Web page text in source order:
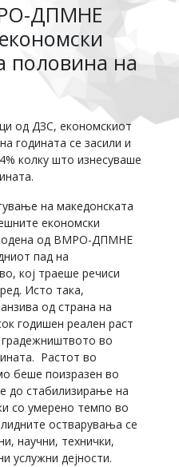
ДПМНЕ
половина на
од ДЗС, економскиот
годината се засили и
колку што изнесуваше
на македонската
економски
од ВМРО-ДПМНЕ
пад на
кој траеше речиси
Исто така,
од страна на
годишен реален раст
во
Растот во
беше поизразен во
до стабилизирање на
со умерено темпо во
остварувања се
научни, технички,
услужни дејности.